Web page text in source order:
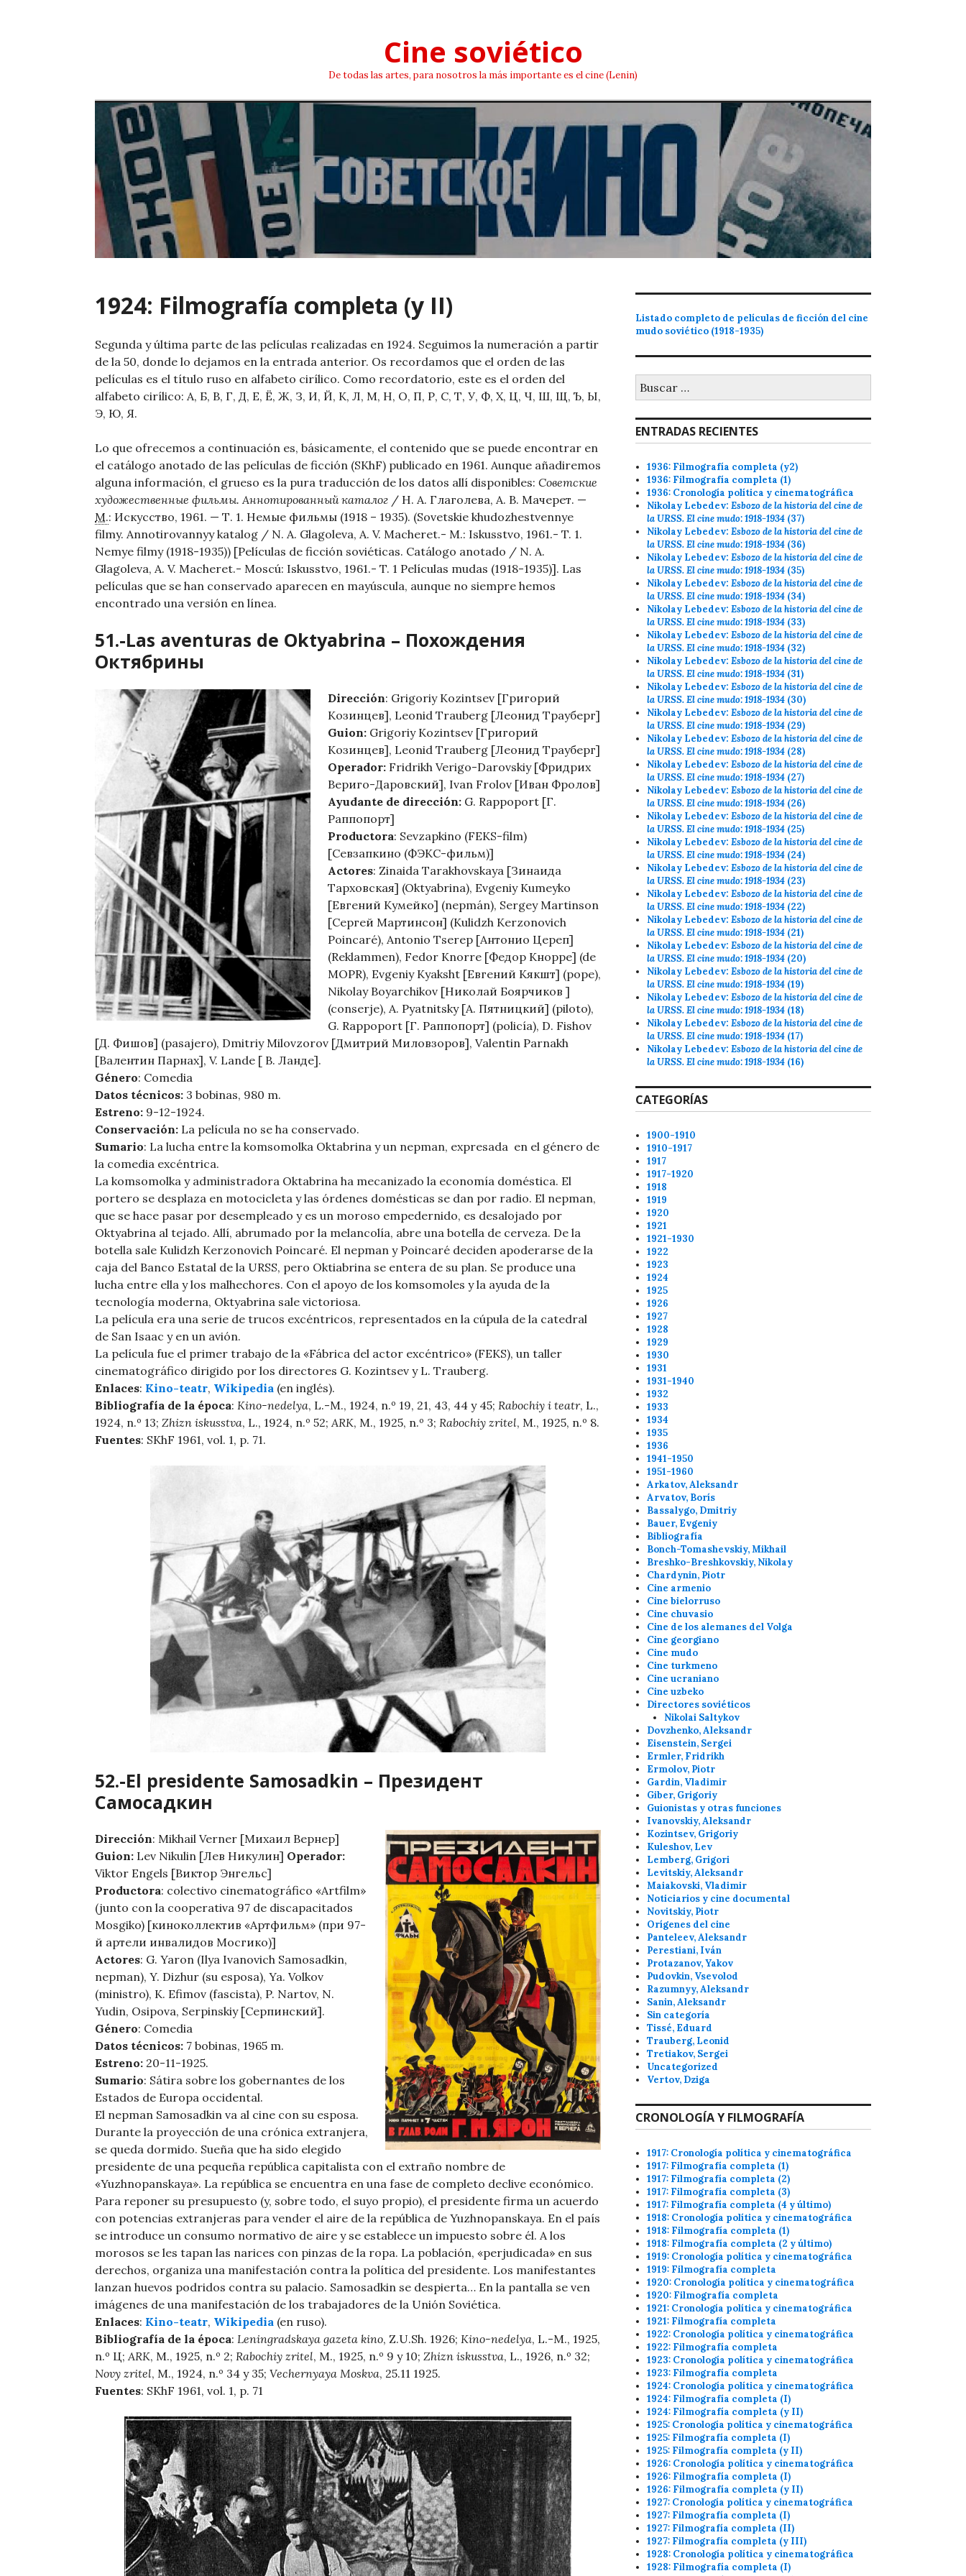
Cine soviético
De todas las artes, para nosotros la más importante es el cine (Lenin)
1924: Filmografía completa (y II)
Segunda y última parte de las películas realizadas en 1924. Seguimos la numeración a partir
de la 50, donde lo dejamos en la entrada anterior. Os recordamos que el orden de las
películas es el título ruso en alfabeto cirílico. Como recordatorio, este es el orden del
alfabeto cirílico: А, Б, В, Г, Д, Е, Ё, Ж, З, И, Й, К, Л, М, Н, О, П, Р, С, Т, У, Ф, Х, Ц, Ч, Ш, Щ, Ъ, Ы,
Э, Ю, Я.
Lo que ofrecemos a continuación es, básicamente, el contenido que se puede encontrar en
el catálogo anotado de las películas de ficción (SKhF) publicado en 1961. Aunque añadiremos
alguna información, el grueso es la pura traducción de los datos allí disponibles: Советские
художественные фильмы. Аннотированный каталог / Н. А. Глаголева, А. В. Мачерет. —
М.: Искусство, 1961. — Т. 1. Немые фильмы (1918 – 1935). (Sovetskie khudozhestvennye
filmy. Annotirovannyy katalog / N. A. Glagoleva, A. V. Macheret.- M.: Iskusstvo, 1961.- T. 1.
Nemye filmy (1918-1935)) [Películas de ficción soviéticas. Catálogo anotado / N. A.
Glagoleva, A. V. Macheret.- Moscú: Iskusstvo, 1961.- T. 1 Películas mudas (1918-1935)]. Las
películas que se han conservado aparecen en mayúscula, aunque no siempre hemos
encontrado una versión en línea.
51.-Las aventuras de Oktyabrina – Похождения
Октябрины
Dirección: Grigoriy Kozintsev [Григорий
Козинцев], Leonid Trauberg [Леонид Трауберг]
Guion: Grigoriy Kozintsev [Григорий
Козинцев], Leonid Trauberg [Леонид Трауберг]
Operador: Fridrikh Verigo-Darovskiy [Фридрих
Вериго-Даровский], Ivan Frolov [Иван Фролов]
Ayudante de dirección: G. Rappoport [Г.
Раппопорт]
Productora: Sevzapkino (FEKS-film)
[Севзапкино (ФЭКС-фильм)]
Actores: Zinaida Tarakhovskaya [Зинаида
Тарховская] (Oktyabrina), Evgeniy Kumeyko
[Евгений Кумейко] (nepmán), Sergey Martinson
[Сергей Мартинсон] (Kulidzh Kerzonovich
Poincaré), Antonio Tserep [Антонио Цереп]
(Reklammen), Fedor Knorre [Федор Кнорре] (de
MOPR), Evgeniy Kyaksht [Евгений Кякшт] (pope),
Nikolay Boyarchikov [Николай Боярчиков ]
(conserje), A. Pyatnitsky [А. Пятницкий] (piloto),
G. Rappoport [Г. Раппопорт] (policía), D. Fishov
[Д. Фишов] (pasajero), Dmitriy Milovzorov [Дмитрий Миловзоров], Valentin Parnakh
[Валентин Парнах], V. Lande [ В. Ланде].
Género: Comedia
Datos técnicos: 3 bobinas, 980 m.
Estreno: 9-12-1924.
Conservación: La película no se ha conservado.
Sumario: La lucha entre la komsomolka Oktabrina y un nepman, expresada en el género de
la comedia excéntrica.
La komsomolka y administradora Oktabrina ha mecanizado la economía doméstica. El
portero se desplaza en motocicleta y las órdenes domésticas se dan por radio. El nepman,
que se hace pasar por desempleado y es un moroso empedernido, es desalojado por
Oktyabrina al tejado. Allí, abrumado por la melancolía, abre una botella de cerveza. De la
botella sale Kulidzh Kerzonovich Poincaré. El nepman y Poincaré deciden apoderarse de la
caja del Banco Estatal de la URSS, pero Oktiabrina se entera de su plan. Se produce una
lucha entre ella y los malhechores. Con el apoyo de los komsomoles y la ayuda de la
tecnología moderna, Oktyabrina sale victoriosa.
La película era una serie de trucos excéntricos, representados en la cúpula de la catedral
de San Isaac y en un avión.
La película fue el primer trabajo de la «Fábrica del actor excéntrico» (FEKS), un taller
cinematográfico dirigido por los directores G. Kozintsev y L. Trauberg.
Enlaces: Kino-teatr, Wikipedia (en inglés).
Bibliografía de la época: Kino-nedelya, L.-M., 1924, n.º 19, 21, 43, 44 y 45; Rabochiy i teatr, L.,
1924, n.º 13; Zhizn iskusstva, L., 1924, n.º 52;ARK, M., 1925, n.º 3; Rabochiy zritel, M., 1925, n.º 8.
Fuentes: SKhF 1961, vol. 1, p. 71.
52.-El presidente Samosadkin – Президент
Самосадкин
Dirección: Mikhail Verner [Михаил Вернер]
Guion: Lev Nikulin [Лев Никулин] Operador:
Viktor Engels [Виктор Энгельс]
Productora: colectivo cinematográfico «Artfilm»
(junto con la cooperativa 97 de discapacitados
Mosgiko) [киноколлектив «Артфильм» (при 97-
й артели инвалидов Мосгико)]
Actores: G. Yaron (Ilya Ivanovich Samosadkin,
nepman), Y. Dizhur (su esposa), Ya. Volkov
(ministro), K. Efimov (fascista), P. Nartov, N.
Yudin, Osipova, Serpinskiy [Серпинский].
Género: Comedia
Datos técnicos: 7 bobinas, 1965 m.
Estreno: 20-11-1925.
Sumario: Sátira sobre los gobernantes de los
Estados de Europa occidental.
El nepman Samosadkin va al cine con su esposa.
Durante la proyección de una crónica extranjera,
se queda dormido. Sueña que ha sido elegido
presidente de una pequeña república capitalista con el extraño nombre de
«Yuzhnopanskaya». La república se encuentra en una fase de completo declive económico.
Para reponer su presupuesto (y, sobre todo, el suyo propio), el presidente firma un acuerdo
con potencias extranjeras para vender el aire de la república de Yuzhnopanskaya. En el país
se introduce un consumo normativo de aire y se establece un impuesto sobre él. A los
morosos se les tapan las narices con pinzas de la ropa. La población, «perjudicada» en sus
derechos, organiza una manifestación contra la política del presidente. Los manifestantes
lanzan huevos podridos contra su palacio. Samosadkin se despierta… En la pantalla se ven
imágenes de una manifestación de los trabajadores de la Unión Soviética.
Enlaces: Kino-teatr, Wikipedia (en ruso).
Bibliografía de la época: Leningradskaya gazeta kino, Z.U.Sh. 1926; Kino-nedelya, L.-M., 1925,
n.º Ц;ARK, M., 1925, n.º 2; Rabochiy zritel, M., 1925, n.º 9 y 10; Zhizn iskusstva, L., 1926, n.º 32;
Novy zritel, M., 1924, n.º 34 y 35; Vechernyaya Moskva, 25.11 1925.
Fuentes: SKhF 1961, vol. 1, p. 71
Listado completo de películas de ficción del cine
mudo soviético (1918-1935)
ENTRADAS RECIENTES
1936: Filmografía completa (y2)
1936: Filmografía completa (1)
1936: Cronología política y cinematográfica
Nikolay Lebedev:Esbozo de la historia del cine de
la URSS. El cine mudo: 1918-1934 (37)
Nikolay Lebedev:Esbozo de la historia del cine de
la URSS. El cine mudo: 1918-1934 (36)
Nikolay Lebedev:Esbozo de la historia del cine de
la URSS. El cine mudo: 1918-1934 (35)
Nikolay Lebedev:Esbozo de la historia del cine de
la URSS. El cine mudo: 1918-1934 (34)
Nikolay Lebedev:Esbozo de la historia del cine de
la URSS. El cine mudo: 1918-1934 (33)
Nikolay Lebedev:Esbozo de la historia del cine de
la URSS. El cine mudo: 1918-1934 (32)
Nikolay Lebedev:Esbozo de la historia del cine de
la URSS. El cine mudo: 1918-1934 (31)
Nikolay Lebedev:Esbozo de la historia del cine de
la URSS. El cine mudo: 1918-1934 (30)
Nikolay Lebedev:Esbozo de la historia del cine de
la URSS. El cine mudo: 1918-1934 (29)
Nikolay Lebedev:Esbozo de la historia del cine de
la URSS. El cine mudo: 1918-1934 (28)
Nikolay Lebedev:Esbozo de la historia del cine de
la URSS. El cine mudo: 1918-1934 (27)
Nikolay Lebedev:Esbozo de la historia del cine de
la URSS. El cine mudo: 1918-1934 (26)
Nikolay Lebedev:Esbozo de la historia del cine de
la URSS. El cine mudo: 1918-1934 (25)
Nikolay Lebedev:Esbozo de la historia del cine de
la URSS. El cine mudo: 1918-1934 (24)
Nikolay Lebedev:Esbozo de la historia del cine de
la URSS. El cine mudo: 1918-1934 (23)
Nikolay Lebedev:Esbozo de la historia del cine de
la URSS. El cine mudo: 1918-1934 (22)
Nikolay Lebedev:Esbozo de la historia del cine de
la URSS. El cine mudo: 1918-1934 (21)
Nikolay Lebedev:Esbozo de la historia del cine de
la URSS. El cine mudo: 1918-1934 (20)
Nikolay Lebedev:Esbozo de la historia del cine de
la URSS. El cine mudo: 1918-1934 (19)
Nikolay Lebedev:Esbozo de la historia del cine de
la URSS. El cine mudo: 1918-1934 (18)
Nikolay Lebedev:Esbozo de la historia del cine de
la URSS. El cine mudo: 1918-1934 (17)
Nikolay Lebedev:Esbozo de la historia del cine de
la URSS. El cine mudo: 1918-1934 (16)
CATEGORÍAS
1900-1910
1910-1917
1917
1917-1920
1918
1919
1920
1921
1921-1930
1922
1923
1924
1925
1926
1927
1928
1929
1930
1931
1931-1940
1932
1933
1934
1935
1936
1941-1950
1951-1960
Arkatov, Aleksandr
Arvatov, Borís
Bassalygo, Dmitriy
Bauer, Evgeniy
Bibliografía
Bonch-Tomashevskiy, Mikhail
Breshko-Breshkovskiy, Nikolay
Chardynin, Piotr
Cine armenio
Cine bielorruso
Cine chuvasio
Cine de los alemanes del Volga
Cine georgiano
Cine mudo
Cine turkmeno
Cine ucraniano
Cine uzbeko
Directores soviéticos
Nikolai Saltykov
Dovzhenko, Aleksandr
Eisenstein, Sergei
Ermler, Fridrikh
Ermolov, Piotr
Gardin, Vladimir
Giber, Grigoriy
Guionistas y otras funciones
Ivanovskiy, Aleksandr
Kozintsev, Grigoriy
Kuleshov, Lev
Lemberg, Grigori
Levitskiy, Aleksandr
Maiakovski, Vladimir
Noticiarios y cine documental
Novitskiy, Piotr
Orígenes del cine
Panteleev, Aleksandr
Perestiani, Iván
Protazanov, Yakov
Pudovkin, Vsevolod
Razumnyy, Aleksandr
Sanin, Aleksandr
Sin categoría
Tissé, Eduard
Trauberg, Leonid
Tretiakov, Sergei
Uncategorized
Vertov, Dziga
CRONOLOGÍA Y FILMOGRAFÍA
1917: Cronología política y cinematográfica
1917: Filmografía completa (1)
1917: Filmografía completa (2)
1917: Filmografía completa (3)
1917: Filmografía completa (4 y último)
1918: Cronología política y cinematográfica
1918: Filmografía completa (1)
1918: Filmografía completa (2 y último)
1919: Cronología política y cinematográfica
1919: Filmografía completa
1920: Cronología política y cinematográfica
1920: Filmografía completa
1921: Cronología política y cinematográfica
1921: Filmografía completa
1922: Cronología política y cinematográfica
1922: Filmografía completa
1923: Cronología política y cinematográfica
1923: Filmografía completa
1924: Cronología política y cinematográfica
1924: Filmografía completa (I)
1924: Filmografía completa (y II)
1925: Cronología política y cinematográfica
1925: Filmografía completa (I)
1925: Filmografía completa (y II)
1926: Cronología política y cinematográfica
1926: Filmografía completa (I)
1926: Filmografía completa (y II)
1927: Cronología política y cinematográfica
1927: Filmografía completa (I)
1927: Filmografía completa (II)
1927: Filmografía completa (y III)
1928: Cronología política y cinematográfica
1928: Filmografía completa (I)